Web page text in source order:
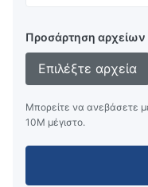
Προσάρτηση αρχείων
Επιλέξτε αρχεία
Μπορείτε να ανεβάσετε
10M μέγιστο.